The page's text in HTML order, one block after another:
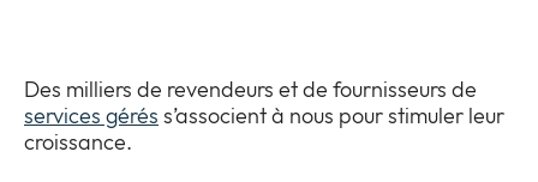
Des milliers de revendeurs et de fournisseurs de
services gérés s’associent à nous pour stimuler leur
croissance.